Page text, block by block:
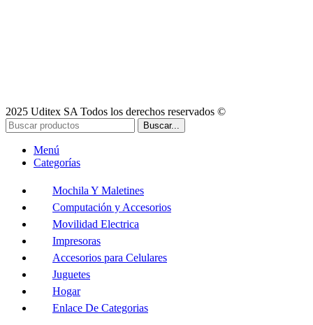
2025 Uditex SA Todos los derechos reservados ©
Buscar...
Menú
Categorías
Mochila Y Maletines
Computación y Accesorios
Movilidad Electrica
Impresoras
Accesorios para Celulares
Juguetes
Hogar
Enlace De Categorias